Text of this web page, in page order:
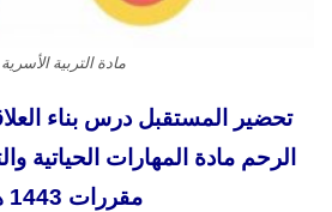
مادة التربية الأسرية
تحضير المستقبل درس بناء
الرحم مادة المهارات الحياتية
مقررات 1443 هـ